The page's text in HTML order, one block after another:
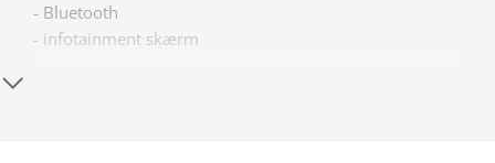
- Bluetooth
- infotainment skærm